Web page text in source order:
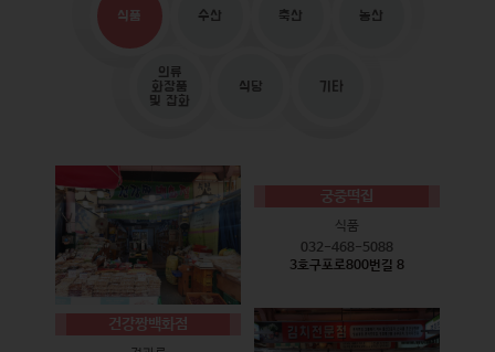
식품 수산 축산 농산
의류
화장품
및 잡화
식당 기타
건강짱백화점
궁중떡집
식품
032-468-5088
3호구포로800번길 8